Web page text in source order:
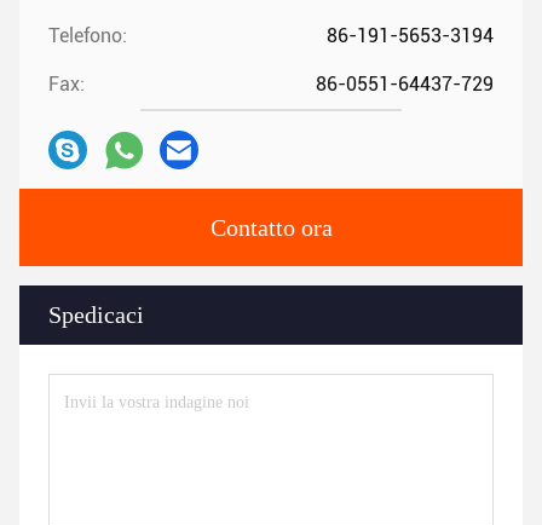
Telefono: 86-191-5653-3194
Fax: 86-0551-64437-729
Contatto ora
Spedicaci